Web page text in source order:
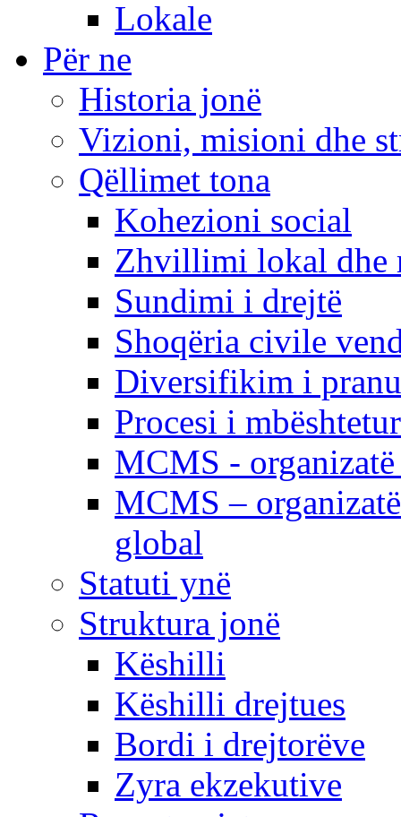
Lokale
Për ne
Historia jonë
Vizioni, misioni dhe
Qëllimet tona
Kohezioni social
Zhvillimi lokal dhe
Sundimi i drejtë
Shoqëria civile
Diversifikim i
Procesi i
MCMS -
MCMS –
global
Statuti ynë
Struktura jonë
Këshilli
Këshilli drejtues
Bordi i drejtorëve
Zyra ekzekutive